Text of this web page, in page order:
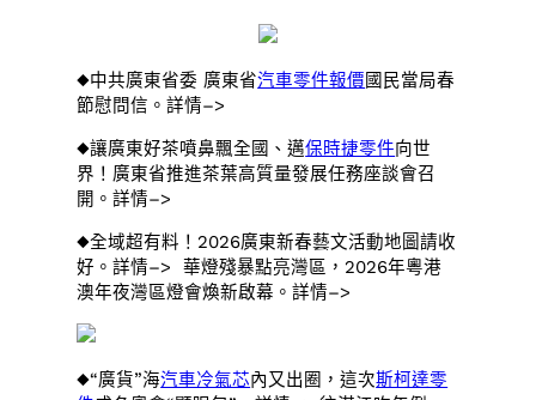
◆中共廣東省委 廣東省汽車零件報價國民當局春
節慰問信。詳情–>
◆讓廣東好茶噴鼻飄全國、邁保時捷零件向世
界！廣東省推進茶葉高質量發展任務座談會召
開。詳情–>
◆全域超有料！2026廣東新春藝文活動地圖請收
好。詳情–> 華燈殘暴點亮灣區，2026年粵港
澳年夜灣區燈會煥新啟幕。詳情–>
◆“廣貨”海汽車冷氣芯內又出圈，這次斯柯達零